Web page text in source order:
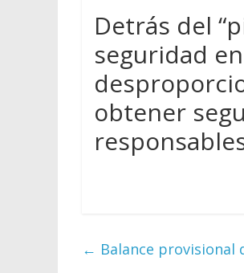
Detrás del
seguridad
obtener
← Balance provisional